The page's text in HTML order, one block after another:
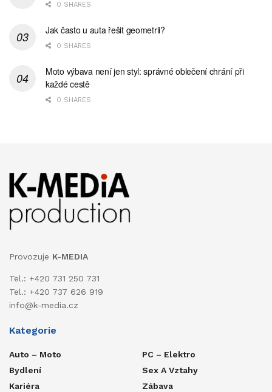
0 SHARES
Jak často u auta řešit geometrii?
0 SHARES
Moto výbava není jen styl: správné oblečení chrání při
každé cestě
0 SHARES
Provozuje K-MEDIA
Tel.: +420 731 250 731
Tel.: +420 737 626 919
info@k-media.cz
Kategorie
Auto – Moto
Bydlení
Kariéra
PC – Elektro
Sex A Vztahy
Zábava